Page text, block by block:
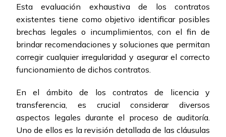
Esta evaluación exhaustiva de los contratos
existentes tiene como objetivo identificar posibles
brechas legales o incumplimientos, con el fin de
brindar recomendaciones y soluciones que permitan
corregir cualquier irregularidad y asegurar el correcto
funcionamiento de dichos contratos.
En el ámbito de los contratos de licencia y
transferencia, es crucial considerar diversos
aspectos legales durante el proceso de auditoría.
Uno de ellos es la revisión detallada de las cláusulas